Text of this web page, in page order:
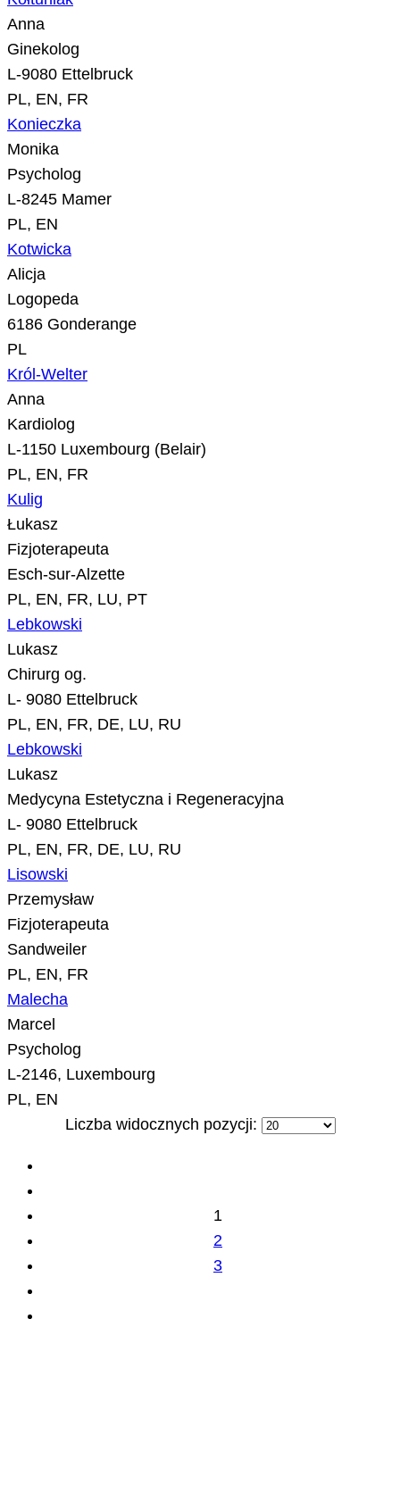
Anna
Ginekolog
L-9080 Ettelbruck
PL, EN, FR
Konieczka
Monika
Psycholog
L-8245 Mamer
PL, EN
Kotwicka
Alicja
Logopeda
6186 Gonderange
PL
Król-Welter
Anna
Kardiolog
L-1150 Luxembourg (Belair)
PL, EN, FR
Kulig
Łukasz
Fizjoterapeuta
Esch-sur-Alzette
PL, EN, FR, LU, PT
Lebkowski
Lukasz
Chirurg og.
L- 9080 Ettelbruck
PL, EN, FR, DE, LU, RU
Lebkowski
Lukasz
Medycyna Estetyczna i Regeneracyjna
L- 9080 Ettelbruck
PL, EN, FR, DE, LU, RU
Lisowski
Przemysław
Fizjoterapeuta
Sandweiler
PL, EN, FR
Malecha
Marcel
Psycholog
L-2146, Luxembourg
PL, EN
Liczba widocznych pozycji:
1
2
3